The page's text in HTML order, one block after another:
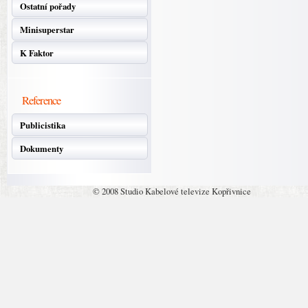
Ostatní pořady
Minisuperstar
K Faktor
Reference
Publicistika
Dokumenty
© 2008 Studio Kabelové televize Kopřivnice